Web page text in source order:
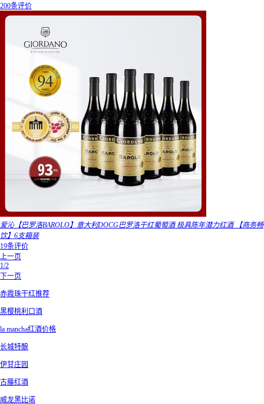
200条评价
爱沁【巴罗洛BAROLO】意大利DOCG巴罗洛干红葡萄酒 极具陈年潜力红酒 【商务畅
饮】6支箱装
19条评价
上一页
1/2
下一页
赤霞珠干红推荐
黑樱桃利口酒
la mancha红酒价格
长城特酿
伊甘庄园
古藤红酒
威龙黑比诺